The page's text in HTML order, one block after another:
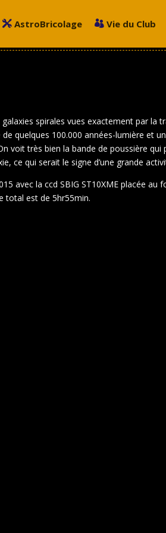
AstroBricolage Vie du Club
spirales vues exactement par la
quelques 100.000 années-lumière et
voit très bien la bande de poussière
ce qui serait le signe d’une grande
avec la ccd SBIG ST10XME placée
total est de 5hr55min.